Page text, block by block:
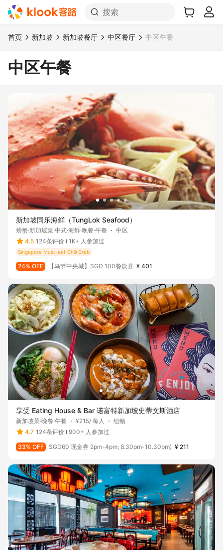
搜索
首页 新加坡 新加坡餐厅 中区餐厅 中区午餐
中区午餐
新加坡同乐海鲜（TungLok Seafood）
螃蟹·新加坡菜·中式·海鲜·晚餐·午餐
中区
4.5 124条评价 1K+ 人参加过
Singapore Must-eat Chili Crab
24% OFF 【乌节中央城】SGD 100餐饮券 ¥ 401
享受 Eating House & Bar 诺富特新加坡史蒂文斯酒店
新加坡菜·晚餐·午餐 ¥215/ 每人
纽顿
4.7 124条评价
900+ 人参加过
33% OFF
SGD60 现金券 2pm-4pm; 8.30pm-10.30pm) ¥ 211